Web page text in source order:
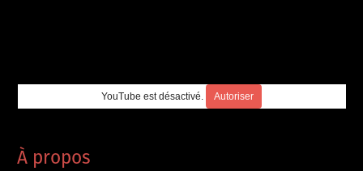
YouTube est désactivé. Autoriser
À propos